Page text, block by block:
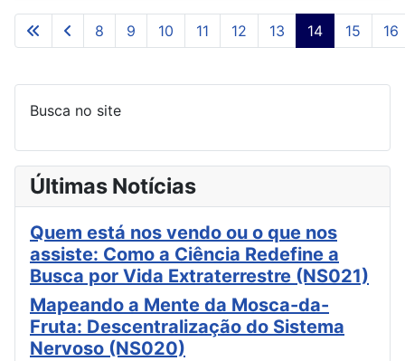
Artigos
Página 14 de 17
8 9 10 11 12 13 14 15 16
Busca no site
Últimas Notícias
Quem está nos vendo ou o que nos
assiste: Como a Ciência Redefine a
Busca por Vida Extraterrestre (NS021)
Mapeando a Mente da Mosca-da-
Fruta: Descentralização do Sistema
Nervoso (NS020)